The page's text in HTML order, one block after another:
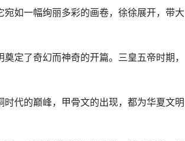
如一幅绚丽多彩的画卷，徐徐展开，带大
定了奇幻而神奇的开篇。三皇五帝时期，
代的巅峰，甲骨文的出现，都为华夏文明